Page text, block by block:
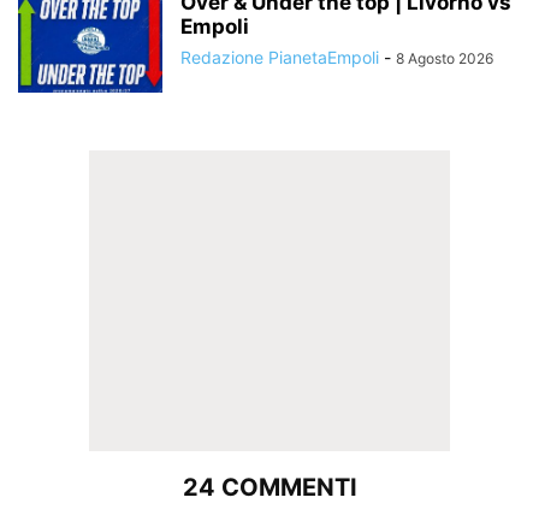
Empoli
Redazione PianetaEmpoli - 8 Agosto 2026
24 COMMENTI